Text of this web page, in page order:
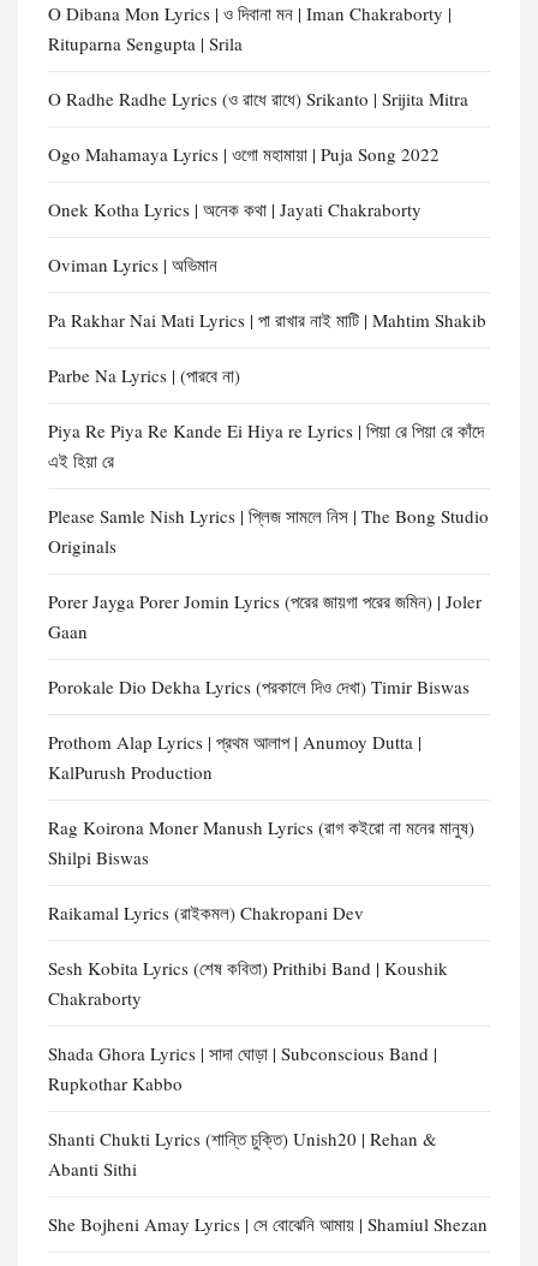
O Dibana Mon Lyrics | ও দিবানা মন | Iman Chakraborty |
Rituparna Sengupta | Srila
O Radhe Radhe Lyrics (ও রাধে রাধে) Srikanto | Srijita Mitra
Ogo Mahamaya Lyrics | ওগো মহামায়া | Puja Song 2022
Onek Kotha Lyrics | অনেক কথা | Jayati Chakraborty
Oviman Lyrics | অভিমান
Pa Rakhar Nai Mati Lyrics | পা রাখার নাই মাটি | Mahtim Shakib
Parbe Na Lyrics | (পারবে না)
Piya Re Piya Re Kande Ei Hiya re Lyrics | পিয়া রে পিয়া রে কাঁদে
এই হিয়া রে
Please Samle Nish Lyrics | প্লিজ সামলে নিস | The Bong Studio
Originals
Porer Jayga Porer Jomin Lyrics (পরের জায়গা পরের জমিন) | Joler
Gaan
Porokale Dio Dekha Lyrics (পরকালে দিও দেখা) Timir Biswas
Prothom Alap Lyrics | প্রথম আলাপ | Anumoy Dutta |
KalPurush Production
Rag Koirona Moner Manush Lyrics (রাগ কইরো না মনের মানুষ)
Shilpi Biswas
Raikamal Lyrics (রাইকমল) Chakropani Dev
Sesh Kobita Lyrics (শেষ কবিতা) Prithibi Band | Koushik
Chakraborty
Shada Ghora Lyrics | সাদা ঘোড়া | Subconscious Band |
Rupkothar Kabbo
Shanti Chukti Lyrics (শান্তি চুক্তি) Unish20 | Rehan &
Abanti Sithi
She Bojheni Amay Lyrics | সে বোঝেনি আমায় | Shamiul Shezan